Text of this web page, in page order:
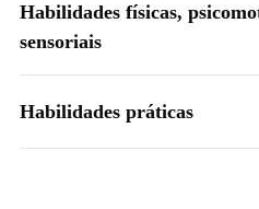
Habilidades físicas,
sensoriais
Habilidades práticas